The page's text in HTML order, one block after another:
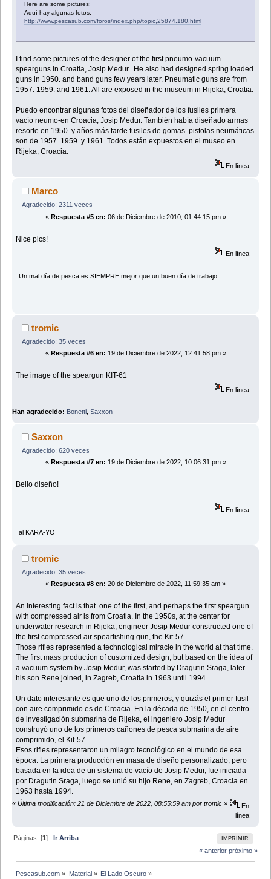
Here are some pictures:
Aquí hay algunas fotos:
http://www.pescasub.com/foros/index.php/topic,25874.180.html
I find some pictures of the designer of the first pneumo-vacuum
spearguns in Croatia, Josip Medur. He also had designed spring loaded
guns in 1950. and band guns few years later. Pneumatic guns are from
1957. 1959. and 1961. All are exposed in the museum in Rijeka, Croatia.
Puedo encontrar algunas fotos del diseñador de los fusiles primera
vacío neumo-en Croacia, Josip Medur. También había diseñado armas
resorte en 1950. y años más tarde fusiles de gomas. pistolas neumáticas
son de 1957. 1959. y 1961. Todos están expuestos en el museo en
Rijeka, Croacia.
En línea
Marco
Agradecido: 2311 veces
« Respuesta #5 en: 06 de Diciembre de 2010, 01:44:15 pm »
Nice pics!
En línea
Un mal día de pesca es SIEMPRE mejor que un buen dí­a de trabajo
tromic
Agradecido: 35 veces
« Respuesta #6 en: 19 de Diciembre de 2022, 12:41:58 pm »
The image of the speargun KIT-61
En línea
Han agradecido: Bonetti, Saxxon
Saxxon
Agradecido: 620 veces
« Respuesta #7 en: 19 de Diciembre de 2022, 10:06:31 pm »
Bello diseño!
En línea
al KARA-YO
tromic
Agradecido: 35 veces
« Respuesta #8 en: 20 de Diciembre de 2022, 11:59:35 am »
An interesting fact is that one of the first, and perhaps the first speargun
with compressed air is from Croatia. In the 1950s, at the center for
underwater research in Rijeka, engineer Josip Medur constructed one of
the first compressed air spearfishing gun, the Kit-57.
Those rifles represented a technological miracle in the world at that time.
The first mass production of customized design, but based on the idea of
a vacuum system by Josip Medur, was started by Dragutin Sraga, later
his son Rene joined, in Zagreb, Croatia in 1963 until 1994.
Un dato interesante es que uno de los primeros, y quizás el primer fusil
con aire comprimido es de Croacia. En la década de 1950, en el centro
de investigación submarina de Rijeka, el ingeniero Josip Medur
construyó uno de los primeros cañones de pesca submarina de aire
comprimido, el Kit-57.
Esos rifles representaron un milagro tecnológico en el mundo de esa
época. La primera producción en masa de diseño personalizado, pero
basada en la idea de un sistema de vacío de Josip Medur, fue iniciada
por Dragutin Sraga, luego se unió su hijo Rene, en Zagreb, Croacia en
1963 hasta 1994.
« Última modificación: 21 de Diciembre de 2022, 08:55:59 am por tromic »
En
línea
IMPRIMIR
Páginas: [1]Ir Arriba
« anterior próximo »
Pescasub.com » Material» El Lado Oscuro»